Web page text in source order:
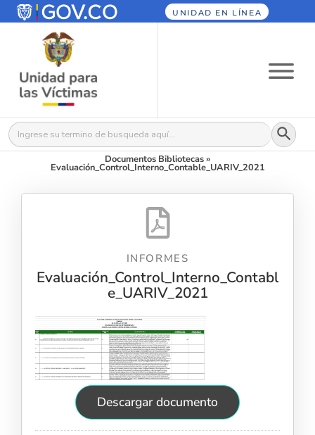
UNIDAD EN LÍNEA
Buscar: Botón
Documentos Bibliotecas»
Evaluación_Control_Interno_Contable_UARIV_2021
INFORMES
Evaluación_Control_Interno_Contabl
e_UARIV_2021
Descargar documento